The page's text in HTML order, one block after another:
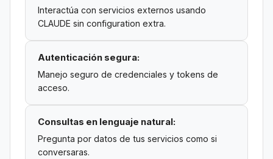
Interactúa con servicios externos usando
CLAUDE sin configuration extra.
Autenticación segura:
Manejo seguro de credenciales y tokens de
acceso.
Consultas en lenguaje natural:
Pregunta por datos de tus servicios como si
conversaras.